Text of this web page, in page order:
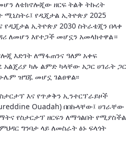
ለቴክኖሎጂው ዘርፍ ትልቅ ትኩረት
የዲጂታል ኢትዮጵያ 2025
የዲጂታል ኢትዮጵያ 2030 ስትራቴጂን በላቀ
ለመሆን እየተጋች መሆኗን አመላክተዋል።
እድገት ለማፋጠንና ዓለም አቀፍ
አልጄሪያ ካሉ ልምድ ካላቸው አጋር ሀገራት ጋር
ዝግጁ መሆኗ ገልፀዋል፡፡
እና የጥቃቅን ኢንተርፕራይዞች
Ouadah) በበኩላቸው፤ ሀገራቸው
የስታርታፕ ዘርፍን ለማጎልበት የሚያስችል
ግንባታ ላይ ለመስራት ፅኑ ፍላጎት